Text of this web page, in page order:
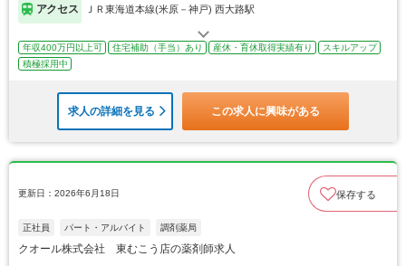
アクセス ＪＲ東海道本線(米原－神戸) 西大路駅
年収400万円以上可 住宅補助（手当）あり 産休・育休取得実績有り
スキルアップ
積極採用中
求人の詳細を見る この求人に興味がある
更新日：2026年6月18日 保存する
正社員 パート・アルバイト 調剤薬局
クオール株式会社 東むこう店の薬剤師求人